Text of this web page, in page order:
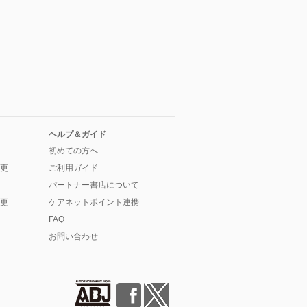
ヘルプ＆ガイド
初めての方へ
ご利用ガイド
パートナー書店について
ケアネットポイント連携
FAQ
お問い合わせ